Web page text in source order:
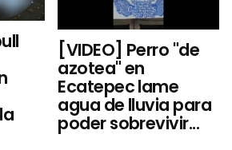
[VIDEO] Perro "de
azotea" en
Ecatepec lame
agua de lluvia para
poder sobrevivir...